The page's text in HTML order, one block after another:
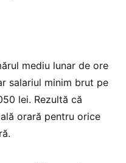
mediu lunar de ore
salariul minim brut pe
lei. Rezultă că
orară pentru orice